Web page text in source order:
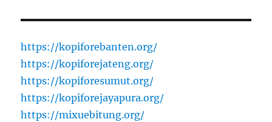
https://kopiforebanten.org/
https://kopiforejateng.org/
https://kopiforesumut.org/
https://kopiforejayapura.org/
https://mixuebitung.org/